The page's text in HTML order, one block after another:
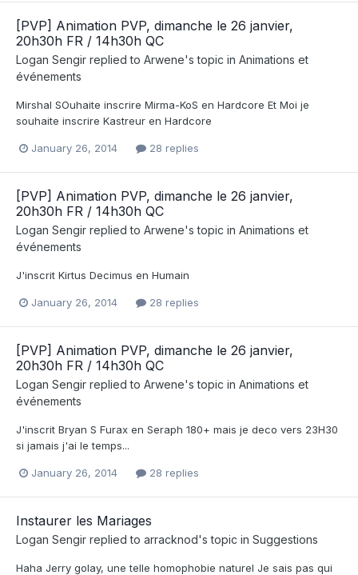
[PVP] Animation PVP, dimanche le 26 janvier,
20h30h FR / 14h30h QC
Logan Sengir replied to Arwene's topic in Animations et
événements
Mirshal SOuhaite inscrire Mirma-KoS en Hardcore Et Moi je
souhaite inscrire Kastreur en Hardcore
January 26, 2014 28 replies
[PVP] Animation PVP, dimanche le 26 janvier,
20h30h FR / 14h30h QC
Logan Sengir replied to Arwene's topic in Animations et
événements
J'inscrit Kirtus Decimus en Humain
January 26, 2014 28 replies
[PVP] Animation PVP, dimanche le 26 janvier,
20h30h FR / 14h30h QC
Logan Sengir replied to Arwene's topic in Animations et
événements
J'inscrit Bryan S Furax en Seraph 180+ mais je deco vers 23H30
si jamais j'ai le temps...
January 26, 2014 28 replies
Instaurer les Mariages
Logan Sengir replied to arracknod's topic in Suggestions
Haha Jerry golay, une telle homophobie naturel Je sais pas qui